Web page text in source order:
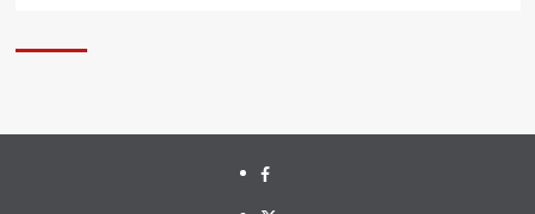
Facebook